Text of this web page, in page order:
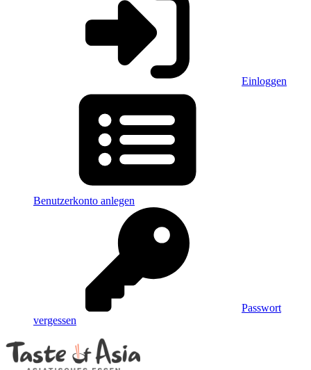
Einloggen
Benutzerkonto anlegen
Passwort
vergessen